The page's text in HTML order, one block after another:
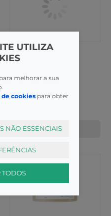
Uso Frequente
COMPRAR
UTILIZA
melhorar a sua
cookies para obter
NÃO ESSENCIAIS
TODOS